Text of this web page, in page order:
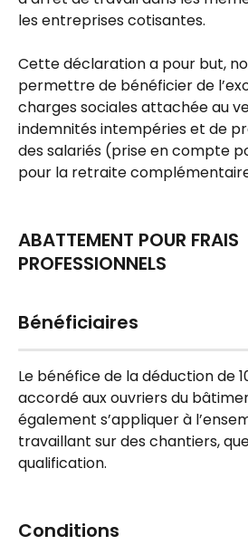
les entreprises cotisantes.
Cette déclaration a pour but,
permettre de bénéficier de
charges sociales attachée au
indemnités intempéries et de
des salariés (prise en compte
pour la retraite
ABATTEMENT POUR FRAIS
PROFESSIONNELS
Bénéficiaires
Le bénéfice de la déduction de
accordé aux ouvriers du
également s’appliquer à
travaillant sur des chantiers,
qualification.
Conditions